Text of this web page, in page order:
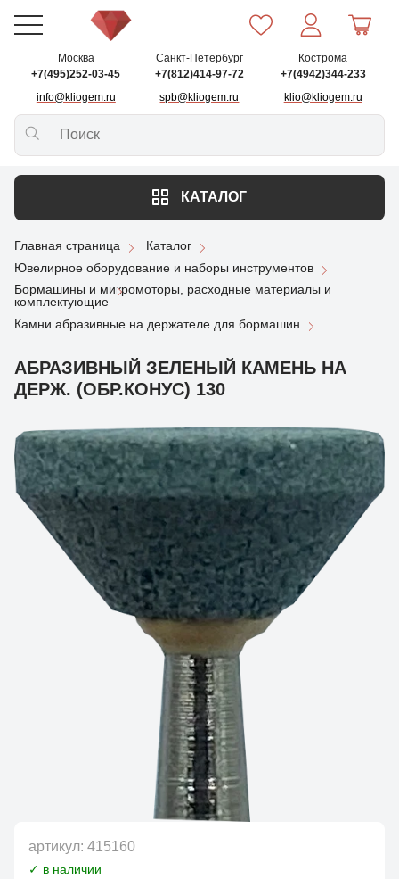
Москва
+7(495)252-03-45
info@kliogem.ru
Санкт-Петербург
+7(812)414-97-72
spb@kliogem.ru
Кострома
+7(4942)344-233
klio@kliogem.ru
КАТАЛОГ
Главная страница
Каталог
Ювелирное оборудование и наборы инструментов
Бормашины и микромоторы, расходные материалы и
комплектующие
Камни абразивные на держателе для бормашин
АБРАЗИВНЫЙ ЗЕЛЕНЫЙ КАМЕНЬ НА
ДЕРЖ. (ОБР.КОНУС) 130
артикул: 415160
✓ в наличии